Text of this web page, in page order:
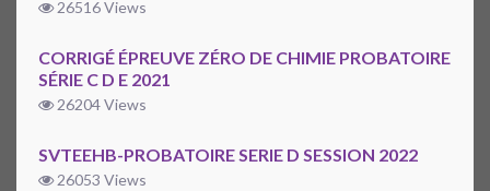
26516 Views
CORRIGÉ ÉPREUVE ZÉRO DE CHIMIE PROBATOIRE
SÉRIE C D E 2021
26204 Views
SVTEEHB-PROBATOIRE SERIE D SESSION 2022
26053 Views